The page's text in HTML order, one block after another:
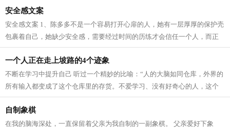
安全感文案
安全感文案 1、陈多多不是一个容易打开心扉的人，她有一层厚厚的保护壳
包裹着自己，她缺少安全感，需要经过时间的历练才会信任一个人，而正
是因为如此，她对他的信任和依赖几...
一个人正在走上坡路的4个迹象
不断在学习中提升自己 听过一个精妙的比喻：“人的大脑如同仓库，外界的
所有输入都变成了这个仓库里的存货。不爱学习、没有好奇心的人，这个
仓库里是空的。”想要提升自己，离...
自制象棋
在我的脑海深处，一直保留着父亲为我自制的一副象棋。 父亲爱好下象